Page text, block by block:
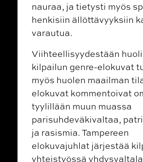
nauraa, ja tietysti myös
henkisiin ällöttävyyksiin
varautua.
Viihteellisyydestään
kilpailun genre-elokuvat
myös huolen maailman
elokuvat kommentoivat
tyylillään muun muassa
parisuhdeväkivaltaa,
ja rasismia. Tampereen
elokuvajuhlat järjestää
yhteistyössä